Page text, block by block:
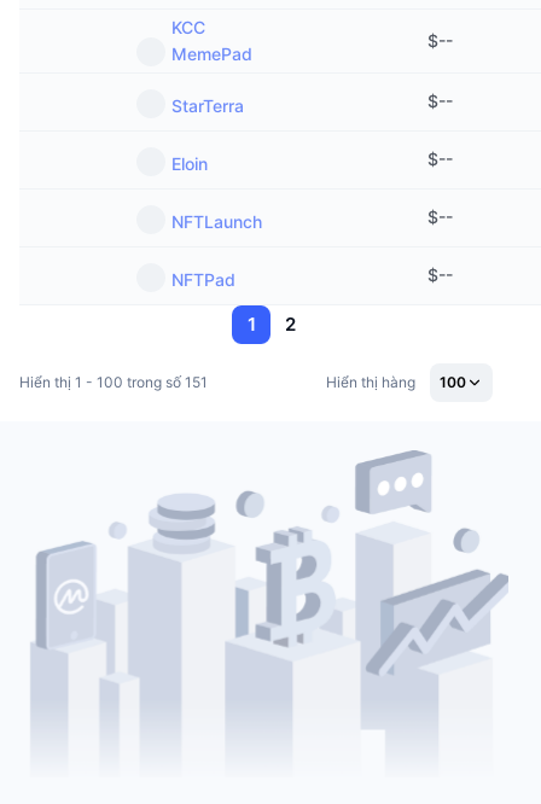
KCC
MemePad
$--
StarTerra $--
Eloin $--
NFTLaunch $--
NFTPad $--
1 2
Hiển thị 1 - 100 trong số 151 Hiển thị hàng 100